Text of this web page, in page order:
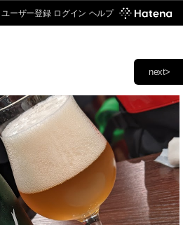
ユーザー登録 ログイン ヘルプ
next>